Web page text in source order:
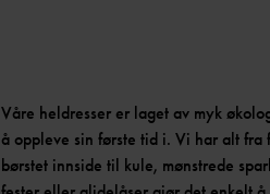
Våre heldresser er laget av myk
å oppleve sin første tid i. Vi har alt
børstet innside til kule, mønstrede